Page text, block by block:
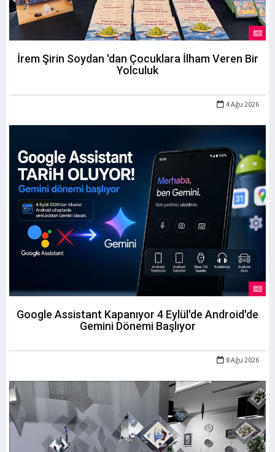
İrem Şirin Soydan 'dan Çocuklara İlham Veren Bir
Yolculuk
4 Ağu 2026
Google Assistant Kapanıyor 4 Eylül'de Android'de
Gemini Dönemi Başlıyor
8 Ağu 2026